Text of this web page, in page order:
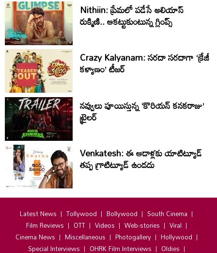
Nithiin: ప్రేమలో పడేసే అలియాస్
రుక్మిణి.. ఆకట్టుకుంటున్న గ్లింప్స్‌
Crazy Kalyanam: సరదా సరదాగా ‘క్రేజీ
కళ్యాణం’ టీజర్
నవ్వులు పూయిస్తున్న ‘కొరియన్ కనకరాజు’
ట్రైలర్
Venkatesh: ఈ ఆడాళ్లకు యాటిట్యూడ్
తప్ప గ్రాటిట్యూడ్ ఉండదు
Latest News Tollywood Bollywood
South Cinema
Film Reviews
OTT Videos Web-stories
Viral
Cinema News
Miscellaneous Photogallery
Hollywood
Special Interviews
OHRK Film Interviews Oldies